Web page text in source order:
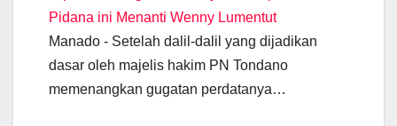
b
o
o
k
A
p
p
a
m
n
g
er
n
Pidana ini Menanti Wenny Lumentut
Manado - Setelah dalil-dalil yang dijadikan
dasar oleh majelis hakim PN Tondano
memenangkan gugatan perdatanya…